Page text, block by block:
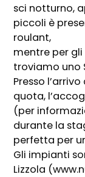
sci notturno,
piccoli è
roulant,
mentre per
troviamo uno
Presso
quota,
(per
durante la
perfetta per
Gli impianti
Lizzola